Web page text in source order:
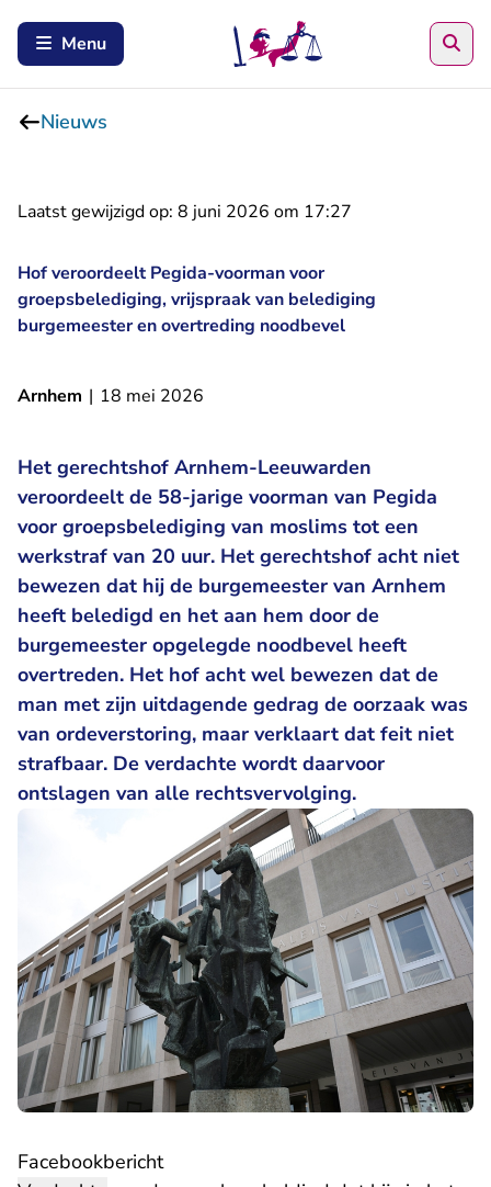
Menu
Nieuws
Laatst gewijzigd op: 8 juni 2026 om 17:27
Hof veroordeelt Pegida-voorman voor
groepsbelediging, vrijspraak van belediging
burgemeester en overtreding noodbevel
Arnhem | 18 mei 2026
Het gerechtshof Arnhem-Leeuwarden
veroordeelt de 58-jarige voorman van Pegida
voor groepsbelediging van moslims tot een
werkstraf van 20 uur. Het gerechtshof acht niet
bewezen dat hij de burgemeester van Arnhem
heeft beledigd en het aan hem door de
burgemeester opgelegde noodbevel heeft
overtreden. Het hof acht wel bewezen dat de
man met zijn uitdagende gedrag de oorzaak was
van ordeverstoring, maar verklaart dat feit niet
strafbaar. De verdachte wordt daarvoor
ontslagen van alle rechtsvervolging.
Facebookbericht